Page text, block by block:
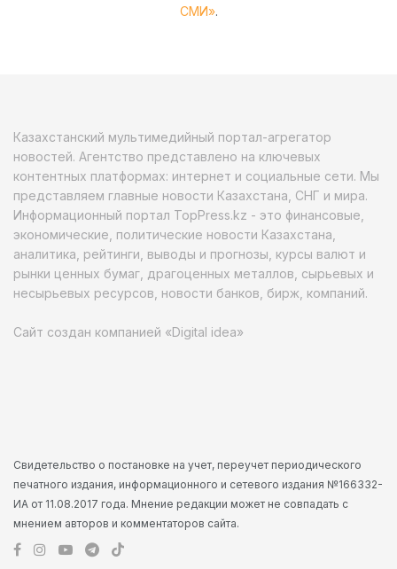
СМИ».
Казахстанский мультимедийный портал-агрегатор
новостей. Агентство представлено на ключевых
контентных платформах: интернет и социальные сети. Мы
представляем главные новости Казахстана, СНГ и мира.
Информационный портал TopPress.kz - это финансовые,
экономические, политические новости Казахстана,
аналитика, рейтинги, выводы и прогнозы, курсы валют и
рынки ценных бумаг, драгоценных металлов, сырьевых и
несырьевых ресурсов, новости банков, бирж, компаний.
Сайт создан компанией «Digital idea»
Свидетельство о постановке на учет, переучет периодического
печатного издания, информационного и сетевого издания №166332-
ИА от 11.08.2017 года. Мнение редакции может не совпадать с
мнением авторов и комментаторов сайта.